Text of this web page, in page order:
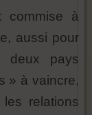
commise à
aussi pour
deux pays
» à vaincre,
relations